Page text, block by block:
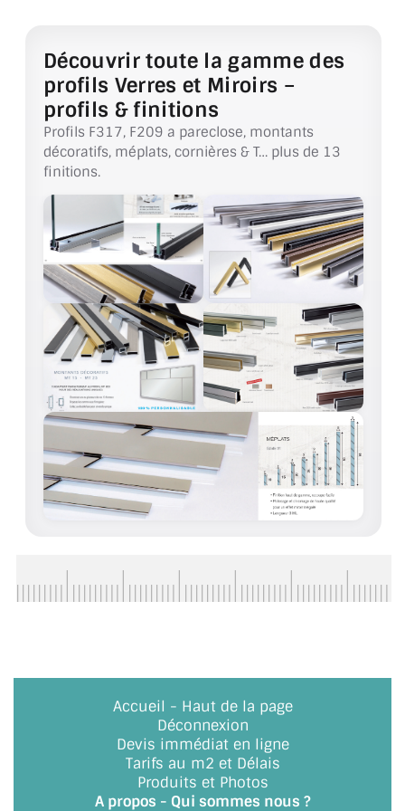
CATALOGUE DE PROFILS ET FIXATION DU
VERRE
LES FIXATIONS POUR MIROIR
LES PROFILS PAROI DE VERRE
VITRINE EN VERRE
CONNECTEURS ET ASSEMBLAGE DE VERRES
PLATS ET CORNIÈRES
LES CHARNIÈRES DE PORTE EN VERRE
BOUTONS ET POIGNÉES
BARRES DE STABILISATION
JOINTS D'ÉTANCHÉITÉS
FIXATION GARDES CORPS
SYSTÈMES COULISSANTS
EXEMPLES, RÉALISATIONS, INSPIRATIONS
NUANCIER RAL
COMMENT COUPER DU VERRE ?
Découvrir toute la gamme des
profils Verres et Miroirs –
profils & finitions
Profils F317, F209 a pareclose, montants
décoratifs, méplats, cornières & T… plus de 13
finitions.
Accueil - Haut de la page
Déconnexion
Devis immédiat en ligne
Tarifs au m2 et Délais
Produits et Photos
A propos - Qui sommes nous ?